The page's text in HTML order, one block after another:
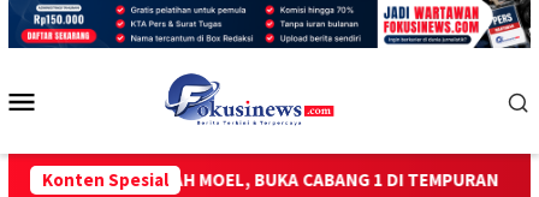
Loncat
Konten Spesial
MBAH MOEL, BUKA CABANG 1 DI TEMPURAN ICT